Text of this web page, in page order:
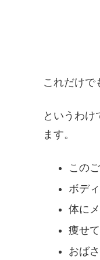
これだけで
というわけ
ます。
この
ボデ
体に
痩せ
おば